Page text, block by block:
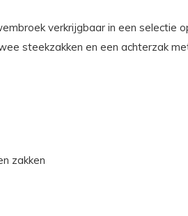
verkrijgbaar in een
steekzakken en een achterzak met
zakken